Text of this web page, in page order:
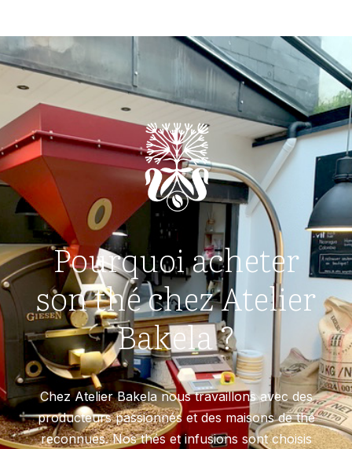
Pourquoi acheter
son thé chez Atelier
Bakela ?
Chez Atelier Bakela nous travaillons avec des
producteurs passionnés et des maisons de thé
reconnues. Nos thés et infusions sont choisis